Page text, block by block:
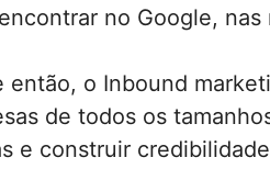
no Google, nas
então, o Inbound
de todos os
e construir